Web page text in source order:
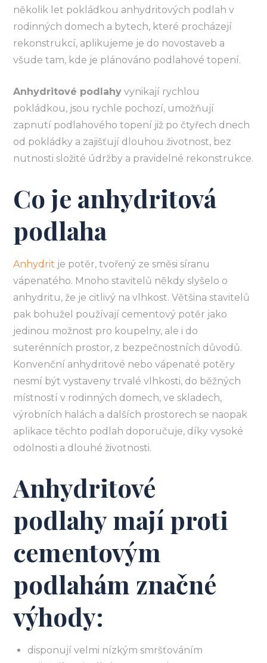
několik let pokládkou anhydritových podlah v
rodinných domech a bytech, které procházejí
rekonstrukcí, aplikujeme je do novostaveb a
všude tam, kde je plánováno podlahové topení.
Anhydritové podlahy vynikají rychlou
pokládkou, jsou rychle pochozí, umožňují
zapnutí podlahového topení již po čtyřech dnech
od pokládky a zajišťují dlouhou životnost, bez
nutnosti složité údržby a pravidelné rekonstrukce.
Co je anhydritová
podlaha
Anhydrit je potěr, tvořený ze směsi síranu
vápenatého. Mnoho stavitelů někdy slyšelo o
anhydritu, že je citlivý na vlhkost. Většina stavitelů
pak bohužel používají cementový potěr jako
jedinou možnost pro koupelny, ale i do
suterénních prostor, z bezpečnostních důvodů.
Konvenční anhydritové nebo vápenaté potěry
nesmí být vystaveny trvalé vlhkosti, do běžných
místností v rodinných domech, ve skladech,
výrobních halách a dalších prostorech se naopak
aplikace těchto podlah doporučuje, díky vysoké
odolnosti a dlouhé životnosti.
Anhydritové
podlahy mají proti
cementovým
podlahám značné
výhody:
disponují velmi nízkým smršťováním